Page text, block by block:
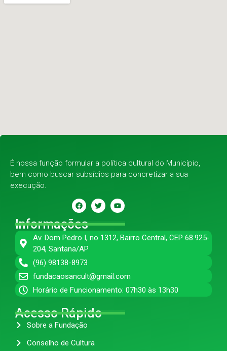
É nossa função formular a política cultural do Município,
bem como buscar subsídios para concretizar a sua
execução.
Informações
Av. Dom Pedro I, no 1312, Bairro Central, CEP 68.925-
204, Santana/AP
(96) 98138-8973
fundacaosancult@gmail.com
Horário de Funcionamento: 07h30 às 13h30
Acesso Rápido
Sobre a Fundação
Conselho de Cultura